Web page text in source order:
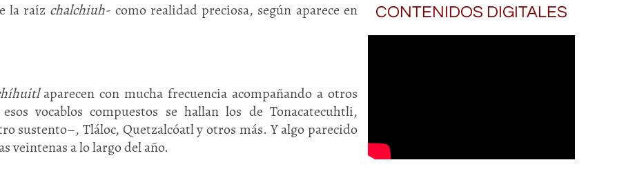
la raíz chalchiuh- como realidad preciosa, según aparece en
aparecen con mucha frecuencia acompañando a otros
vocablos compuestos se hallan los de Tonacatecuhtli,
sustento–, Tláloc, Quetzalcóatl y otros más. Y algo parecido
veintenas a lo largo del año.
CONTENIDOS DIGITALES